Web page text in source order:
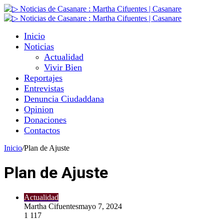
Inicio
Noticias
Actualidad
Vivir Bien
Reportajes
Entrevistas
Denuncia Ciudaddana
Opinion
Donaciones
Contactos
Inicio/Plan de Ajuste
Plan de Ajuste
Actualidad
Martha Cifuentesmayo 7, 2024
1 117